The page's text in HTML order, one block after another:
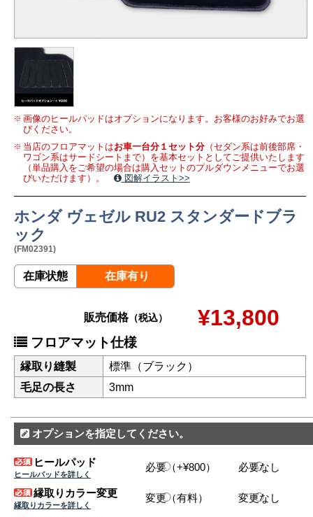
画像のヒールパッドはオプションになります。お客様のお好みでお選
びください。
当店のフロアマットはお車一台分１セット分（セダン系は前後部席・
ワゴン系はサードシートまで）を基本セットとしてご提供いたします
（単品購入をご希望の場合は購入セットのプルダウンメニューでお選
びいただけます）。
図解イラスト>>
ホンダ ヴェゼル RU2 スタンダードブラ
ック
(FM02391)
在庫状態 在庫有り
販売価格（税込） ¥13,800
フロアマット仕様
縁取り縫製
標準（ブラック）
毛足の長さ
3mm
オプションを指定してください。
ヒールパッド
ヒールパッドを詳しく
必要（+¥800） 必要なし
縁取りカラー変更
縁取りカラーを詳しく
変更（有料） 変更なし